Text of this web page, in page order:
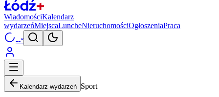
WiadomościKalendarz
wydarzeńMiejscaLuncheNieruchomościOgłoszeniaPraca
--°
Kalendarz wydarzeń Sport